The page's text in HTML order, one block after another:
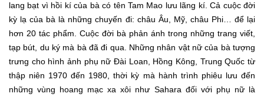
lang bạt vì hồi kí của bà có tên Tam Mao lưu lãng kí. Cả cuộc đời
kỳ lạ của bà là những chuyến đi: châu Âu, Mỹ, châu Phi… để lại
hơn 20 tác phẩm. Cuộc đời bà phản ánh trong những trang viết,
tạp bút, du ký mà bà đã đi qua. Những nhân vật nữ của bà tượng
trưng cho hình ảnh phụ nữ Đài Loan, Hồng Kông, Trung Quốc từ
thập niên 1970 đến 1980, thời kỳ mà hành trình phiêu lưu đến
những vùng hoang mạc xa xôi như Sahara đối với phụ nữ là